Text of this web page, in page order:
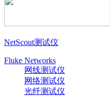
NetScout测试仪
Fluke Networks
网线测试仪
网络测试仪
光纤测试仪